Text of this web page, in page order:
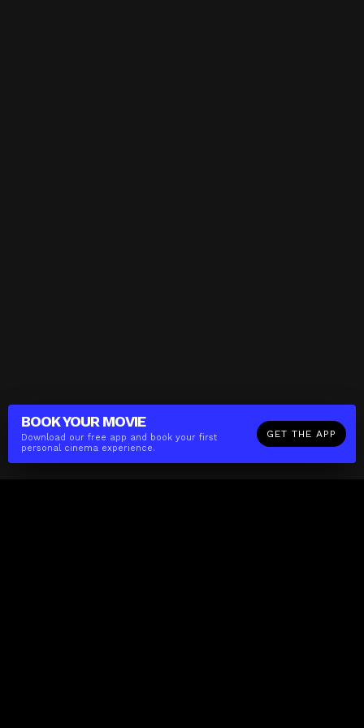
BOOK YOUR MOVIE
Download our free app and book your first
personal cinema experience.
GET THE APP